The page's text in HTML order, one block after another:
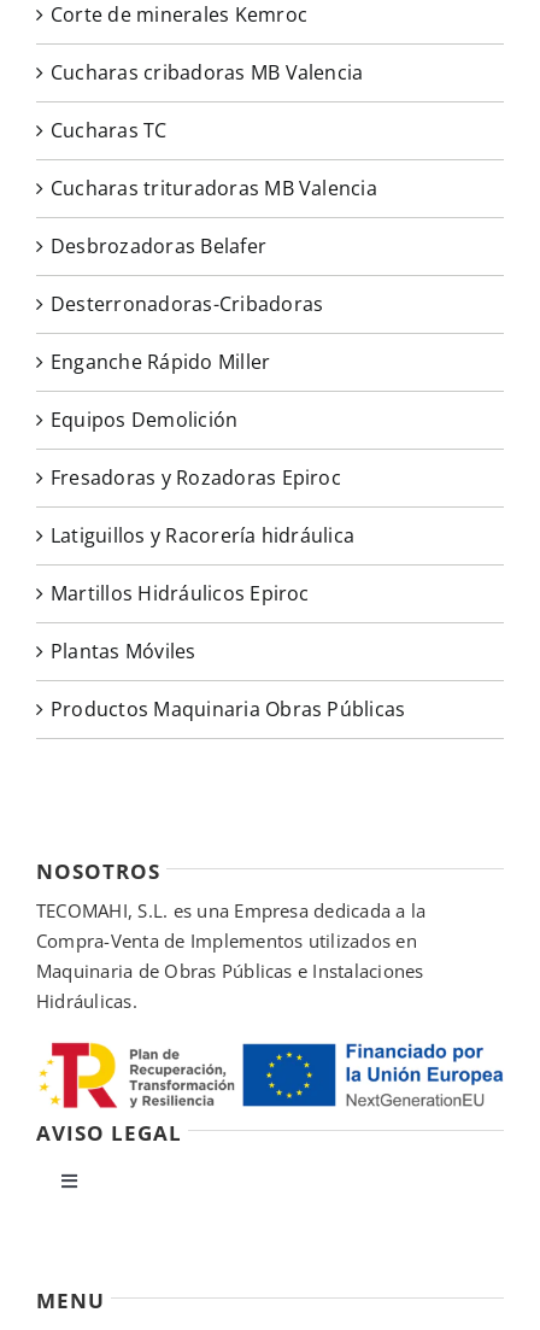
Corte de minerales Kemroc
Cucharas cribadoras MB Valencia
Cucharas TC
Cucharas trituradoras MB Valencia
Desbrozadoras Belafer
Desterronadoras-Cribadoras
Enganche Rápido Miller
Equipos Demolición
Fresadoras y Rozadoras Epiroc
Latiguillos y Racorería hidráulica
Martillos Hidráulicos Epiroc
Plantas Móviles
Productos Maquinaria Obras Públicas
NOSOTROS
TECOMAHI, S.L. es una Empresa dedicada a la
Compra-Venta de Implementos utilizados en
Maquinaria de Obras Públicas e Instalaciones
Hidráulicas.
AVISO LEGAL
Toggle
MENU